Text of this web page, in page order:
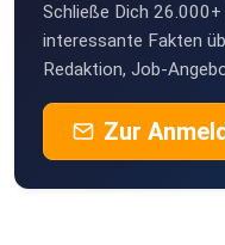
Schließe Dich
interessante Fakten
Redaktion, Job-
Zur